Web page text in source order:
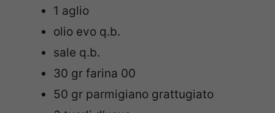
1 aglio
olio evo q.b.
sale q.b.
30 gr farina 00
50 gr parmigiano grattugiato